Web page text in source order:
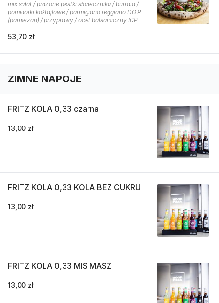
mix sałat / prażone pestki słonecznika / burrata /
pomidorki koktajlowe / parmigiano reggiano D.O.P.
(parmezan) / przyprawy / ocet balsamiczny IGP
53,70 zł
ZIMNE NAPOJE
FRITZ KOLA 0,33 czarna
13,00 zł
FRITZ KOLA 0,33 KOLA BEZ CUKRU
13,00 zł
FRITZ KOLA 0,33 MIS MASZ
13,00 zł